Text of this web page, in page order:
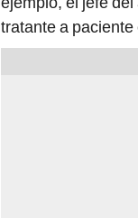
tratante a paciente